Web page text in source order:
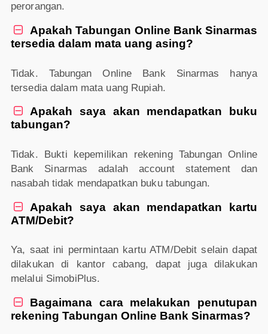
perorangan.

Apakah Tabungan Online Bank Sinarmas
tersedia dalam mata uang asing?
Tidak. Tabungan Online Bank Sinarmas hanya
tersedia dalam mata uang Rupiah.

Apakah saya akan mendapatkan buku
tabungan?
Tidak. Bukti kepemilikan rekening Tabungan Online
Bank Sinarmas adalah account statement dan
nasabah tidak mendapatkan buku tabungan.

Apakah saya akan mendapatkan kartu
ATM/Debit?
Ya, saat ini permintaan kartu ATM/Debit selain dapat
dilakukan di kantor cabang, dapat juga dilakukan
melalui SimobiPlus.

Bagaimana cara melakukan penutupan
rekening Tabungan Online Bank Sinarmas?